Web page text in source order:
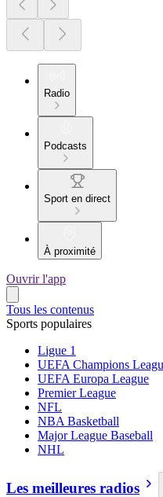
Radio
Podcasts
Sport en direct
À proximité
Ouvrir l'app
Tous les contenus
Sports populaires
Ligue 1
UEFA Champions
UEFA Europa League
Premier League
NFL
NBA Basketball
Major League Baseball
NHL
Les meilleures radios